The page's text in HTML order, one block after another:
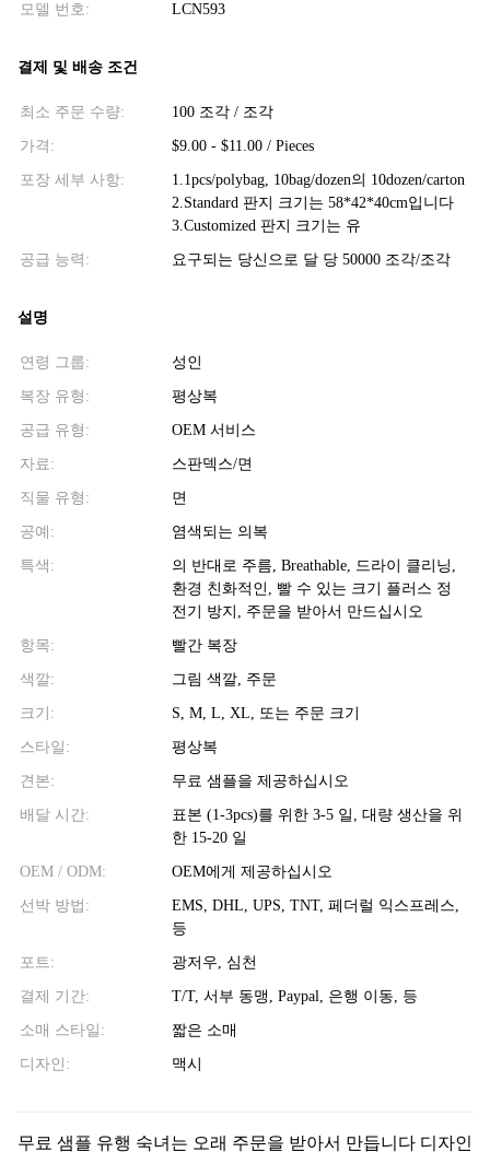
모델 번호: LCN593
결제 및 배송 조건
최소 주문 수량: 100 조각 / 조각
가격: $9.00 - $11.00 / Pieces
포장 세부 사항:
1.1pcs/polybag, 10bag/dozen의 10dozen/carton
2.Standard 판지 크기는 58*42*40cm입니다
3.Customized 판지 크기는 유
공급 능력: 요구되는 당신으로 달 당 50000 조각/조각
설명
연령 그룹: 성인
복장 유형: 평상복
공급 유형: OEM 서비스
자료: 스판덱스/면
직물 유형: 면
공예: 염색되는 의복
특색:
의 반대로 주름, Breathable, 드라이 클리닝,
환경 친화적인, 빨 수 있는 크기 플러스 정
전기 방지, 주문을 받아서 만드십시오
항목: 빨간 복장
색깔: 그림 색깔, 주문
크기: S, M, L, XL, 또는 주문 크기
스타일: 평상복
견본: 무료 샘플을 제공하십시오
배달 시간:
표본 (1-3pcs)를 위한 3-5 일, 대량 생산을 위
한 15-20 일
OEM / ODM: OEM에게 제공하십시오
선박 방법:
EMS, DHL, UPS, TNT, 페더럴 익스프레스,
등
포트: 광저우, 심천
결제 기간: T/T, 서부 동맹, Paypal, 은행 이동, 등
소매 스타일: 짧은 소매
디자인: 맥시
무료 샘플 유행 숙녀는 오래 주문을 받아서 만듭니다 디자인